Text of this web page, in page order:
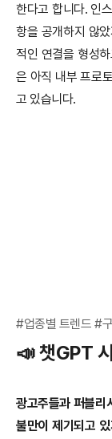
한다고 합니다. 인
항을 공개하지 않
적인 연결을 형성
은 아직 내부 프로
고 있습니다.
#업종별 트렌드 #
📣챗GPT
광고주들과 퍼블리
불만이 제기되고